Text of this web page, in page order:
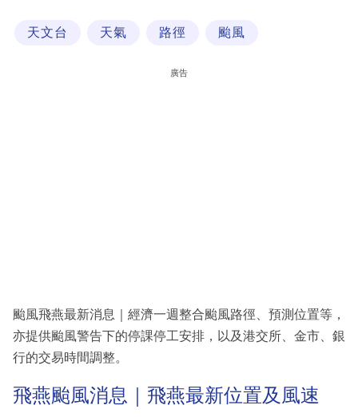
區
天文台 天氣 路徑 颱風
廣告
颱風飛燕最新消息｜經濟一週整合颱風路徑、預測位置等，
亦提供颱風警告下的停課停工安排，以及港交所、金市、銀
行的交易時間調整。
飛燕颱風消息｜飛燕最新位置及風速